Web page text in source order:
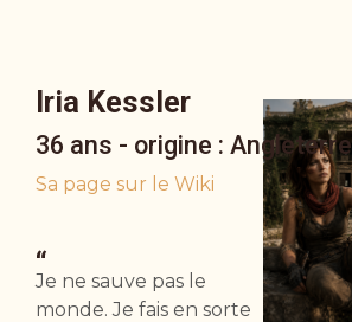
Iria Kessler
36 ans - origine : Angleterre
Sa page sur le Wiki
“
Je ne sauve pas le
monde. Je fais en sorte